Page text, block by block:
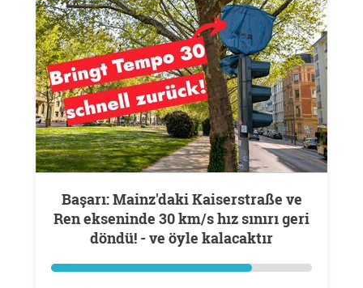
Başarı: Mainz'daki Kaiserstraße ve
Ren ekseninde 30 km/s hız sınırı geri
döndü! - ve öyle kalacaktır